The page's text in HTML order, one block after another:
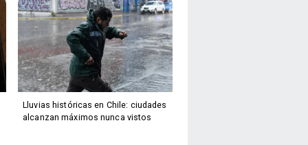
Lluvias históricas en Chile: ciudades
alcanzan máximos nunca vistos